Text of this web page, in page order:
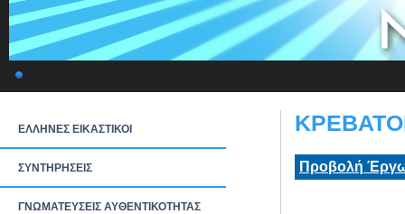
ΕΛΛΗΝΕΣ ΕΙΚΑΣΤΙΚΟΙ
ΣΥΝΤΗΡΗΣΕΙΣ
ΓΝΩΜΑΤΕΥΣΕΙΣ ΑΥΘΕΝΤΙΚΟΤΗΤΑΣ
Προβολή